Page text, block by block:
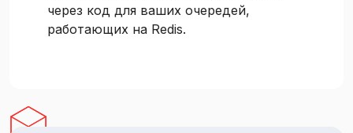
через код для ваших очередей,
работающих на Redis.